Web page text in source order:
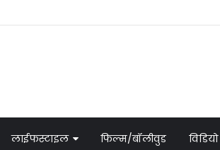
लाईफस्टाइल फिल्म/बॉलीवुड विडियो